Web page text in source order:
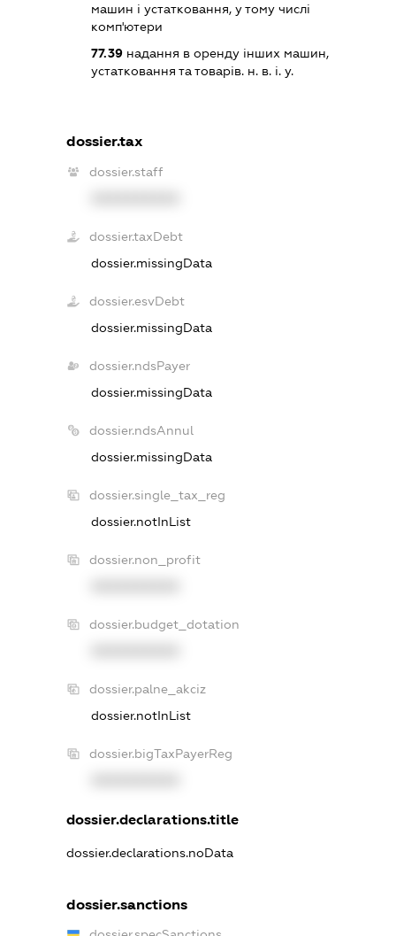
машин і устатковання, у тому числі
комп'ютери
77.39 надання в оренду інших машин,
устатковання та товарів. н. в. і. у.
dossier.tax
dossier.staff
dossier.taxDebt
dossier.missingData
dossier.esvDebt
dossier.missingData
dossier.ndsPayer
dossier.missingData
dossier.ndsAnnul
dossier.missingData
dossier.single_tax_reg
dossier.notInList
dossier.non_profit
dossier.budget_dotation
dossier.palne_akciz
dossier.notInList
dossier.bigTaxPayerReg
dossier.declarations.title
dossier.declarations.noData
dossier.sanctions